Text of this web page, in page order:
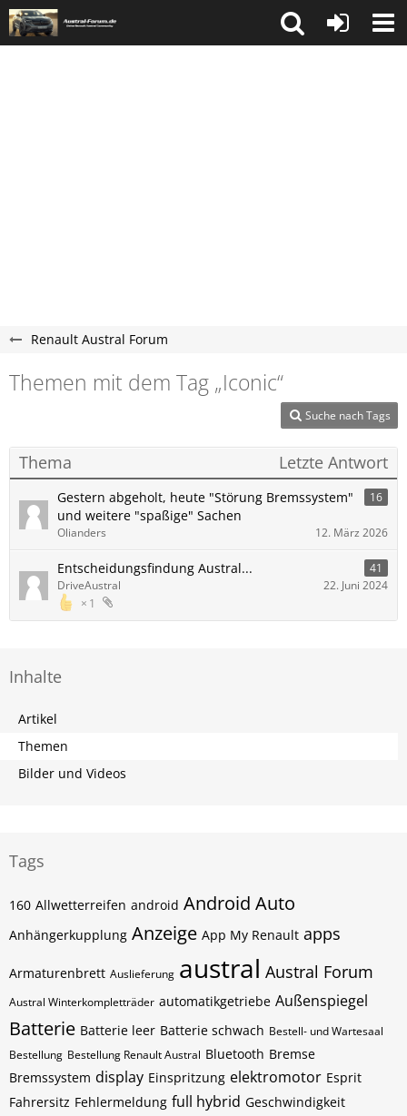
Renault Austral Forum
Themen mit dem Tag „Iconic“
Suche nach Tags
Thema Letzte Antwort
Gestern abgeholt, heute "Störung Bremssystem"
und weitere "spaßige" Sachen
16
Olianders 12. März 2026
Entscheidungsfindung Austral... 41
1
DriveAustral 22. Juni 2024
Inhalte
Artikel
Themen
Bilder und Videos
Tags
160 Allwetterreifen android Android Auto
Anhängerkupplung Anzeige App My Renault apps
Armaturenbrett Auslieferung austral Austral Forum
Austral Winterkompletträder automatikgetriebe Außenspiegel
Batterie Batterie leer Batterie schwach Bestell- und Wartesaal
Bestellung Bestellung Renault Austral Bluetooth Bremse
Bremssystem display Einspritzung elektromotor Esprit
Fahrersitz Fehlermeldung full hybrid Geschwindigkeit